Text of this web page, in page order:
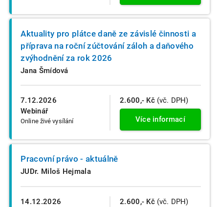
7.12.2026
Webinář
Online živé vysílání
Aktuality pro plátce daně ze závislé činnosti a
příprava na roční zúčtování záloh a daňového
zvýhodnění za rok 2026
Jana Šmídová
2.600,- Kč (vč. DPH)
Více informací
14.12.2026
Pracovní právo - aktuálně
JUDr. Miloš Hejmala
2.600,- Kč (vč. DPH)